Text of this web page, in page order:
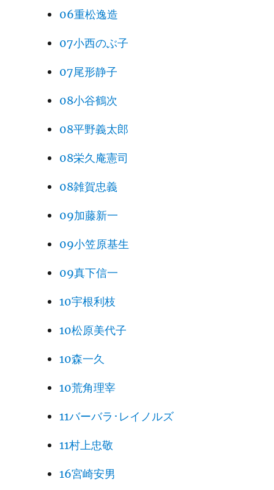
06重松逸造
07小西のぶ子
07尾形静子
08小谷鶴次
08平野義太郎
08栄久庵憲司
08雑賀忠義
09加藤新一
09小笠原基生
09真下信一
10宇根利枝
10松原美代子
10森一久
10荒角理宰
11バーバラ･レイノルズ
11村上忠敬
16宮崎安男